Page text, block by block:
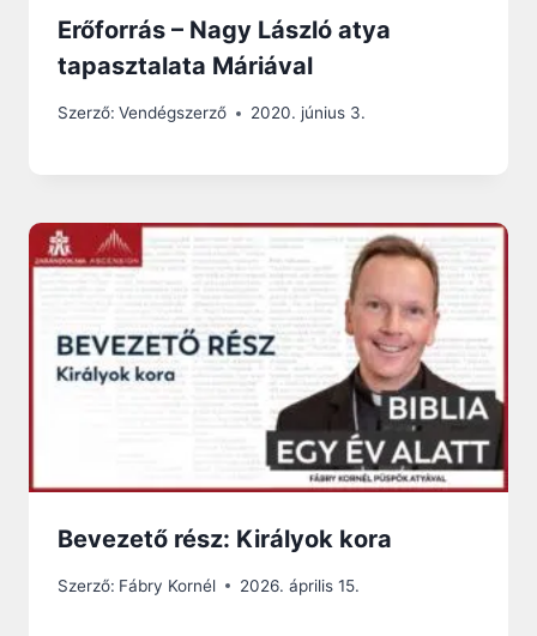
Erőforrás – Nagy László atya
tapasztalata Máriával
Szerző: Vendégszerző 2020. június 3.
Bevezető rész: Királyok kora
Szerző: Fábry Kornél 2026. április 15.